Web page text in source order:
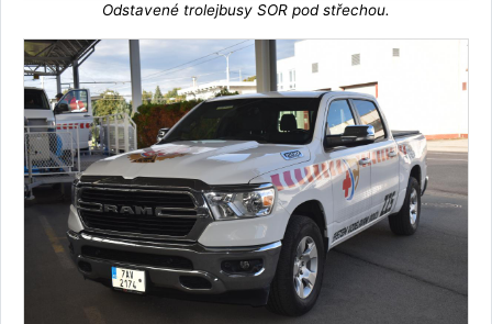
Odstavené trolejbusy SOR pod střechou.